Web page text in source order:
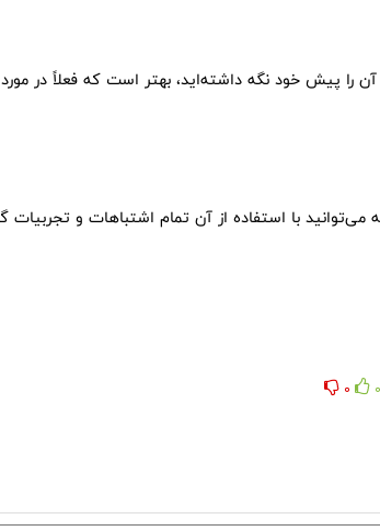
را پیش خود نگه داشته‌اید، بهتر است که فعلاً در
با استفاده از آن تمام اشتباهات و تجربیات
0
0